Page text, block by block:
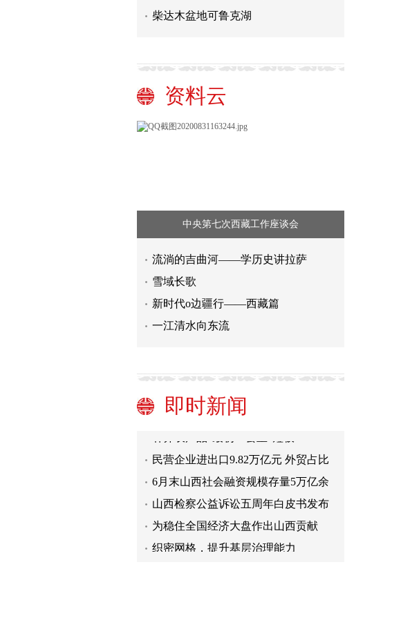
柴达木盆地可鲁克湖
资料云
中央第七次西藏工作座谈会
流淌的吉曲河——学历史讲拉萨
雪域长歌
新时代o边疆行——西藏篇
一江清水向东流
即时新闻
充分挖掘县乡消费潜力 打造安全放心
的消费环境
6月份货运量基本恢复至去年同期水平
民营企业进出口9.82万亿元 外贸占比
稳步提升
6月末山西社会融资规模存量5万亿余
元 连续四季度上升
山西检察公益诉讼五周年白皮书发布
为稳住全国经济大盘作出山西贡献
织密网格，提升基层治理能力